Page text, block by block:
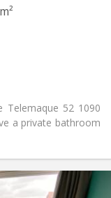
Telemaque 52 1090
a private bathroom
Infos Pratiques